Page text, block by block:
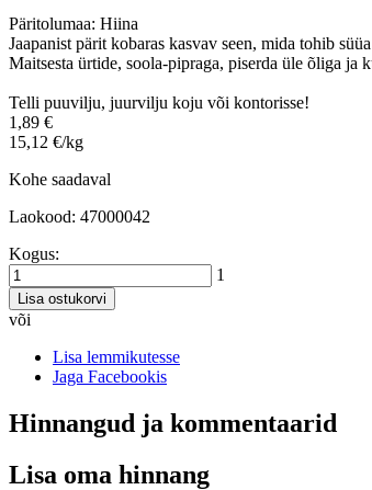
Päritolumaa: Hiina
Jaapanist pärit kobaras kasvav seen, mida tohib
Maitsesta ürtide, soola-pipraga, piserda üle õliga
Telli puuvilju, juurvilju koju või kontorisse!
1,89 €
15,12 €/kg
Kohe saadaval
Laokood: 47000042
Kogus:
1
Lisa ostukorvi
või
Lisa lemmikutesse
Jaga Facebookis
Hinnangud ja kommentaarid
Lisa oma hinnang